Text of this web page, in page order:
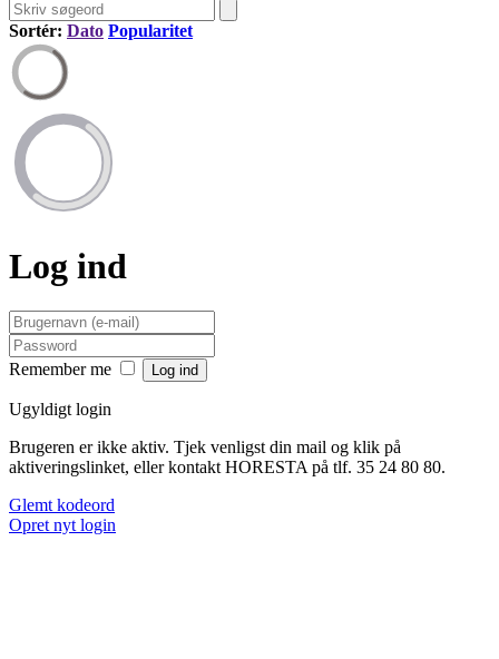
Sortér: Dato Popularitet
Log ind
Remember me
Ugyldigt login
Brugeren er ikke aktiv. Tjek venligst din mail og klik på
aktiveringslinket, eller kontakt HORESTA på tlf. 35 24 80 80.
Glemt kodeord
Opret nyt login